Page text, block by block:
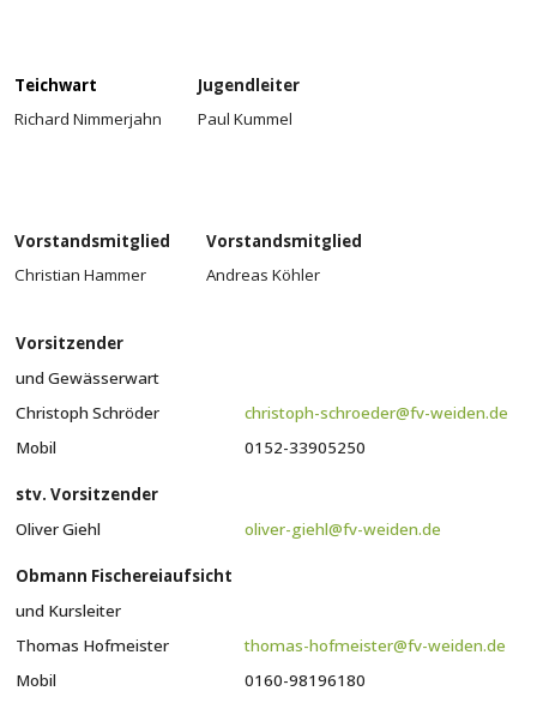
Teichwart
Richard Nimmerjahn
Jugendleiter
Paul Kummel
Vorstandsmitglied
Christian Hammer
Vorstandsmitglied
Andreas Köhler
Vorsitzender
und Gewässerwart
Christoph Schröder
christoph-schroeder@fv-weiden.de
Mobil
0152-33905250
stv. Vorsitzender
Oliver Giehl
oliver-giehl@fv-weiden.de
Obmann Fischereiaufsicht
und Kursleiter
Thomas Hofmeister
thomas-hofmeister@fv-weiden.de
Mobil
0160-98196180